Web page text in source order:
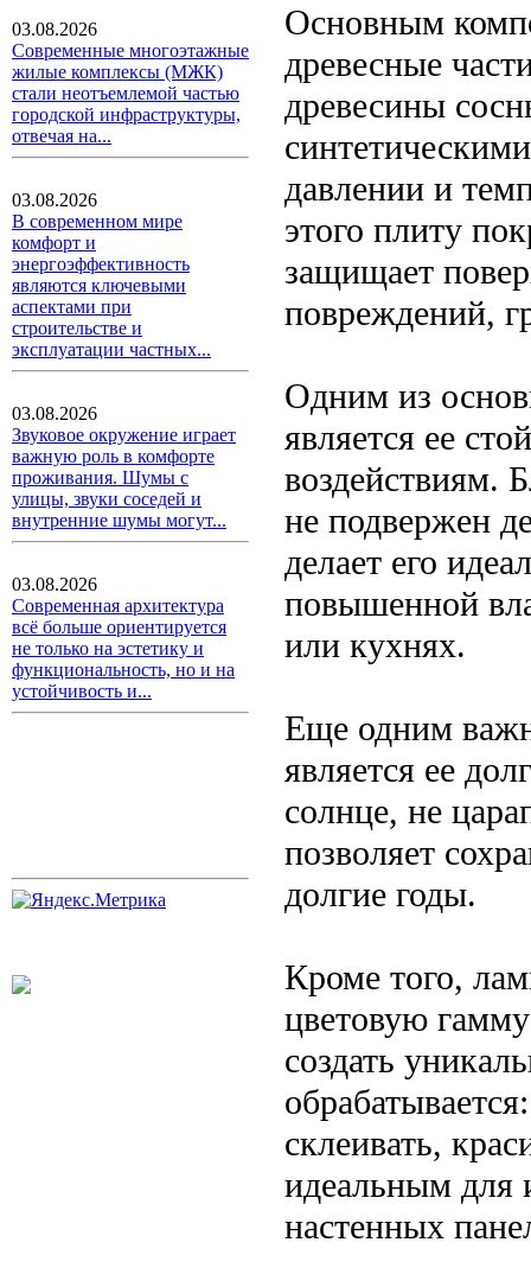
03.08.2026
Современные многоэтажные
жилые комплексы (МЖК)
стали неотъемлемой частью
городской инфраструктуры,
отвечая на...
03.08.2026
В современном мире
комфорт и
энергоэффективность
являются ключевыми
аспектами при
строительстве и
эксплуатации частных...
03.08.2026
Звуковое окружение играет
важную роль в комфорте
проживания. Шумы с
улицы, звуки соседей и
внутренние шумы могут...
03.08.2026
Современная архитектура
всё больше ориентируется
не только на эстетику и
функциональность, но и на
устойчивость и...
Основным
древесные
древесины
давлении и
этого плиту
защищает
повреждений,
Одним из
является ее
воздействиям.
не подвержен
делает его
повышенной
или кухнях.
Еще одним
является ее
солнце, не
позволяет
долгие годы.
Кроме того,
цветовую
создать
склеивать,
идеальным для
настенных